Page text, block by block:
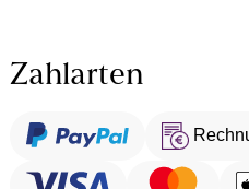
Zahlarten